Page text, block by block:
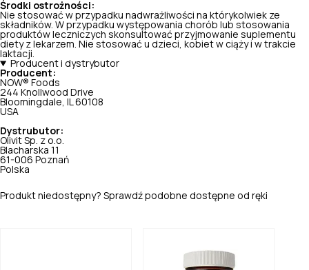
Środki ostrożności:
Nie stosować w przypadku nadwrażliwości na którykolwiek ze
składników. W przypadku występowania chorób lub stosowania
produktów leczniczych skonsultować przyjmowanie suplementu
diety z lekarzem. Nie stosować u dzieci, kobiet w ciąży i w trakcie
laktacji.
Producent i dystrybutor
Producent:
NOW® Foods
244 Knollwood Drive
Bloomingdale, IL 60108
USA
Dystrubutor:
Olivit Sp. z o.o.
Blacharska 11
61-006 Poznań
Polska
Produkt niedostępny? Sprawdź podobne dostępne od ręki